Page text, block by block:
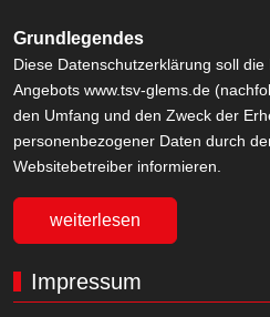
Grundlegendes
Diese Datenschutzerklärung soll
Angebots www.tsv-glems.de
den Umfang und den Zweck der
personenbezogener Daten durch
Websitebetreiber informieren.
weiterlesen
Impressum